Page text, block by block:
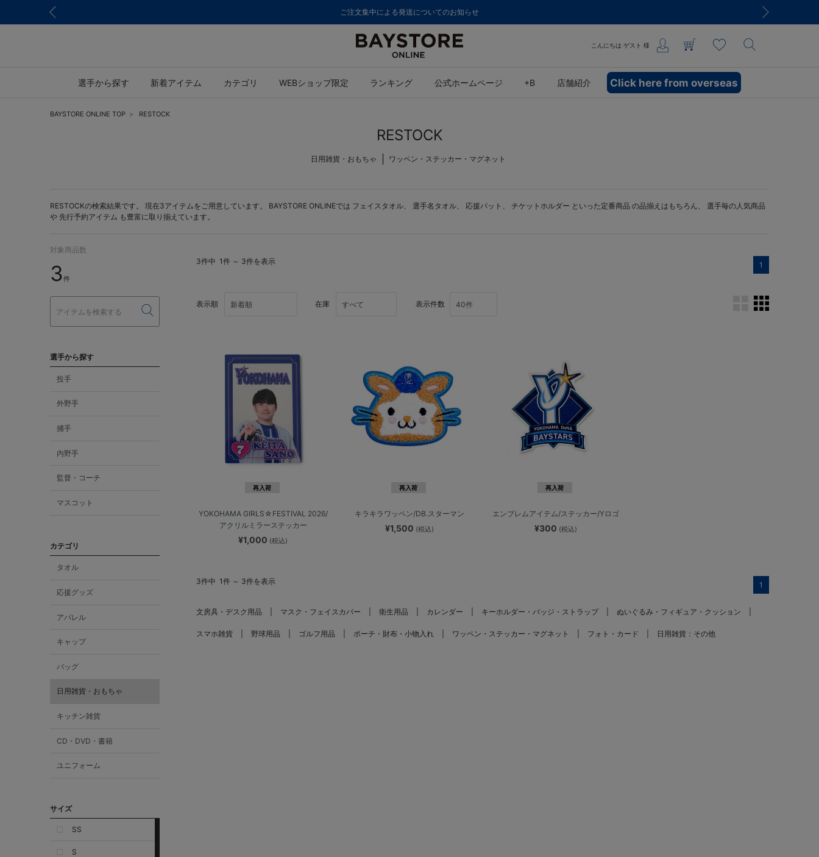
ご注文集中による発送についてのお知らせ
こんにちは ゲスト 様
選手から探す 新着アイテム カテゴリ WEBショップ限定 ランキング 公式ホームページ +B 店舗紹介 Click here from overseas
BAYSTORE ONLINE TOP RESTOCK
RESTOCK
日用雑貨・おもちゃ ワッペン・ステッカー・マグネット
RESTOCKの検索結果です。 現在3アイテムをご用意しています。 BAYSTORE ONLINEでは フェイスタオル、 選手名タオル、 応援バット 、 チケットホルダー といった定番商品 の品揃えはもちろん、 選手毎の人気商品
や 先行予約アイテム も豊富に取り揃えています。
対象商品数
3件
選手から探す
投手
外野手
捕手
内野手
監督・コーチ
マスコット
カテゴリ
タオル
応援グッズ
アパレル
キャップ
バッグ
日用雑貨・おもちゃ
キッチン雑貨
CD・DVD・書籍
ユニフォーム
サイズ
SS
S
3件中 1件 ～ 3件を表示 1
表示順 在庫 表示件数
再入荷
YOKOHAMA GIRLS☆FESTIVAL 2026/
アクリルミラーステッカー
¥1,000 (税込)
再入荷
キラキラワッペン/DB.スターマン
¥1,500 (税込)
再入荷
エンブレムアイテム/ステッカー/Yロゴ
¥300 (税込)
3件中 1件 ～ 3件を表示 1
文房具・デスク用品 マスク・フェイスカバー 衛生用品 カレンダー キーホルダー・バッジ・ストラップ ぬいぐるみ・フィギュア・クッション
スマホ雑貨 野球用品 ゴルフ用品 ポーチ・財布・小物入れ ワッペン・ステッカー・マグネット フォト・カード 日用雑貨：その他